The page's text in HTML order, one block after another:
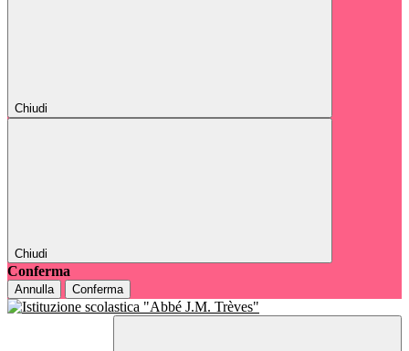
Chiudi
Chiudi
Conferma
Annulla Conferma